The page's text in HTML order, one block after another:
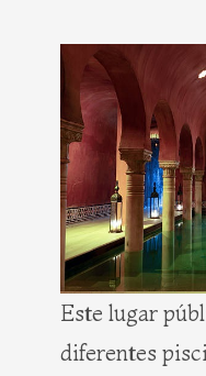
Este lugar
diferentes